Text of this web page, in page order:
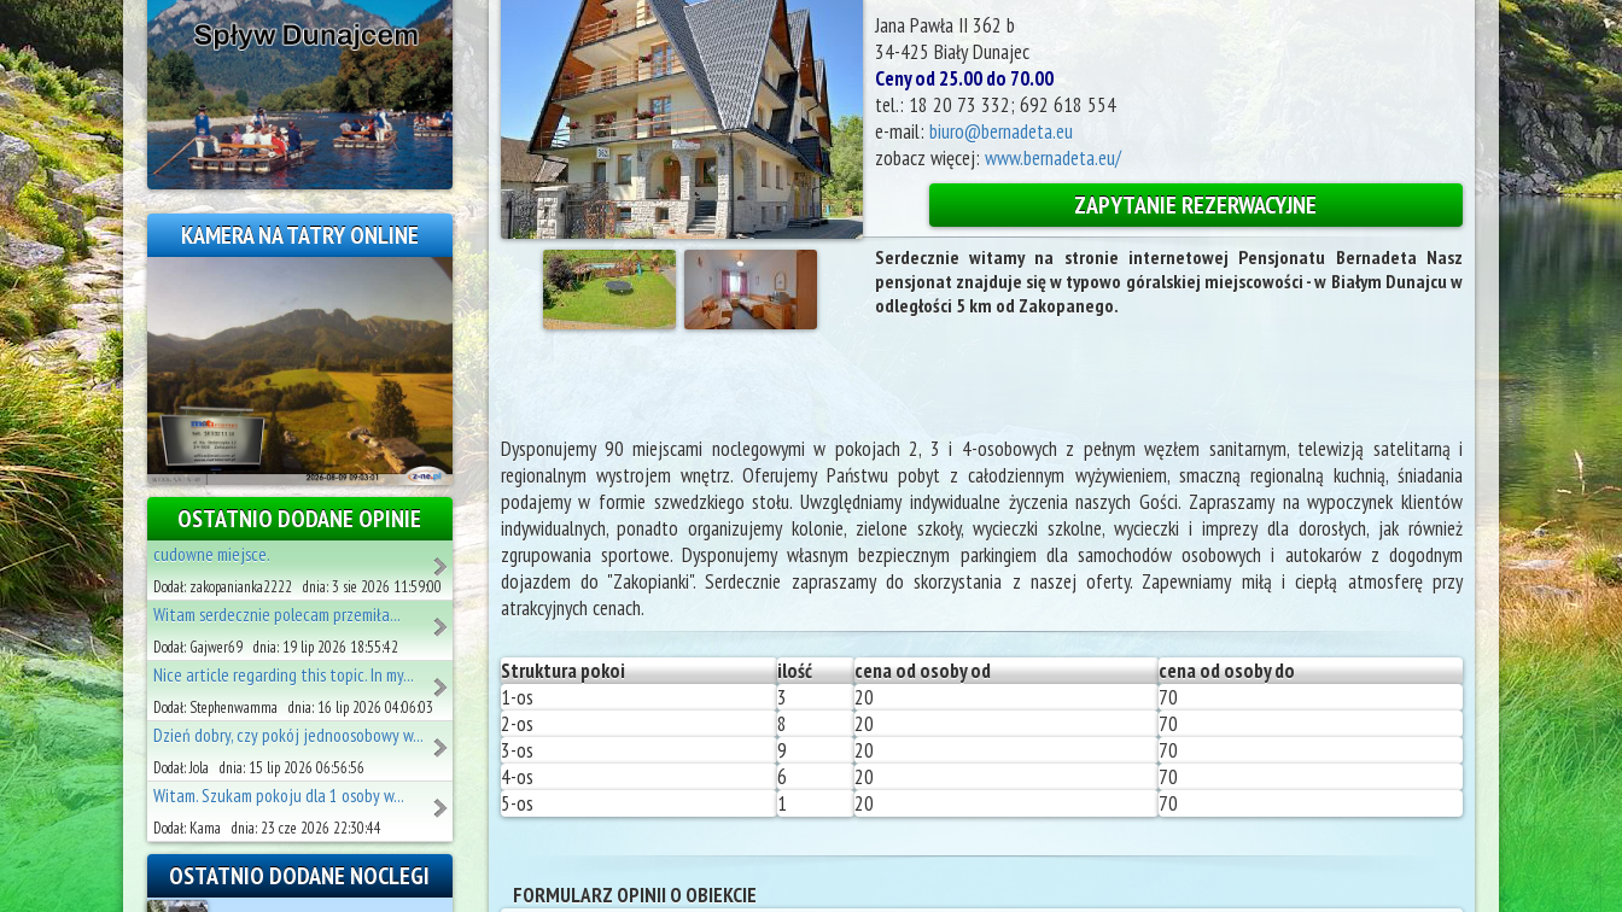
Jana Pawła II 362 b
34-425 Biały Dunajec
Ceny od 25.00 do 70.00
tel.: 18 20 73 332; 692 618 554
e-mail: biuro@bernadeta.eu
zobacz więcej: www.bernadeta.eu/
ZAPYTANIE REZERWACYJNE
Serdecznie witamy na stronie internetowej Pensjonatu Bernadeta Nasz
pensjonat znajduje się w typowo góralskiej miejscowości - w Białym Dunajcu w
odległości 5 km od Zakopanego.
Dysponujemy 90 miejscami noclegowymi w pokojach 2, 3 i 4-osobowych z pełnym węzłem sanitarnym, telewizją satelitarną i
regionalnym wystrojem wnętrz. Oferujemy Państwu pobyt z całodziennym wyżywieniem, smaczną regionalną kuchnią, śniadania
podajemy w formie szwedzkiego stołu. Uwzględniamy indywidualne życzenia naszych Gości. Zapraszamy na wypoczynek klientów
indywidualnych, ponadto organizujemy kolonie, zielone szkoły, wycieczki szkolne, wycieczki i imprezy dla dorosłych, jak również
zgrupowania sportowe. Dysponujemy własnym bezpiecznym parkingiem dla samochodów osobowych i autokarów z dogodnym
dojazdem do "Zakopianki". Serdecznie zapraszamy do skorzystania z naszej oferty. Zapewniamy miłą i ciepłą atmosferę przy
atrakcyjnych cenach.
Struktura pokoi ilość cena od osoby od
cena od osoby do
1-os
3 20
70
2-os
8 20
70
3-os
9 20
70
4-os
6 20
70
5-os
1 20 70
FORMULARZ OPINII O OBIEKCIE
KAMERA NA TATRY ONLINE
OSTATNIO DODANE OPINIE
cudowne miejsce.
Dodał: zakopanianka2222 dnia: 3 sie 2026 11:59:00
Witam serdecznie polecam przemiła...
Dodał: Gajwer69 dnia: 19 lip 2026 18:55:42
Nice article regarding this topic. In my...
Dodał: Stephenwamma dnia: 16 lip 2026 04:06:03
Dzień dobry, czy pokój jednoosobowy w...
Dodał: Jola dnia: 15 lip 2026 06:56:56
Witam. Szukam pokoju dla 1 osoby w...
Dodał: Kama dnia: 23 cze 2026 22:30:44
OSTATNIO DODANE NOCLEGI